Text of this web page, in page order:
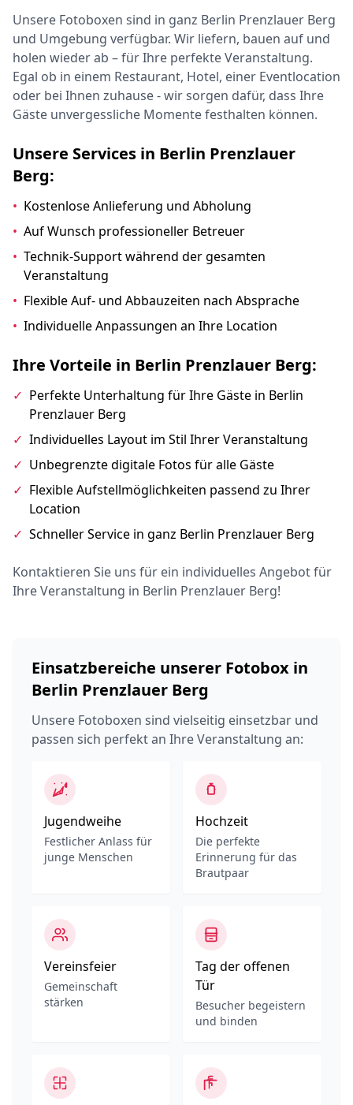
Unsere Fotoboxen sind in ganz Berlin Prenzlauer Berg
und Umgebung verfügbar. Wir liefern, bauen auf und
holen wieder ab – für Ihre perfekte Veranstaltung.
Egal ob in einem Restaurant, Hotel, einer Eventlocation
oder bei Ihnen zuhause - wir sorgen dafür, dass Ihre
Gäste unvergessliche Momente festhalten können.
Unsere Services in Berlin Prenzlauer
Berg:
• Kostenlose Anlieferung und Abholung
• Auf Wunsch professioneller Betreuer
• Technik-Support während der gesamten
Veranstaltung
• Flexible Auf- und Abbauzeiten nach Absprache
• Individuelle Anpassungen an Ihre Location
Ihre Vorteile in Berlin Prenzlauer Berg:
✓ Perfekte Unterhaltung für Ihre Gäste in Berlin
Prenzlauer Berg
✓ Individuelles Layout im Stil Ihrer Veranstaltung
✓ Unbegrenzte digitale Fotos für alle Gäste
✓ Flexible Aufstellmöglichkeiten passend zu Ihrer
Location
✓ Schneller Service in ganz Berlin Prenzlauer Berg
Kontaktieren Sie uns für ein individuelles Angebot für
Ihre Veranstaltung in Berlin Prenzlauer Berg!
Einsatzbereiche unserer Fotobox in
Berlin Prenzlauer Berg
Unsere Fotoboxen sind vielseitig einsetzbar und
passen sich perfekt an Ihre Veranstaltung an:
Jugendweihe
Festlicher Anlass für
junge Menschen
Hochzeit
Die perfekte
Erinnerung für das
Brautpaar
Vereinsfeier
Gemeinschaft
stärken
Tag der offenen
Tür
Besucher begeistern
und binden